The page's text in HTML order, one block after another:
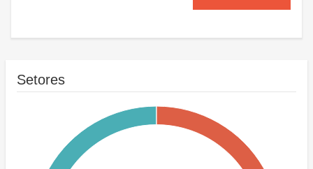
Setores